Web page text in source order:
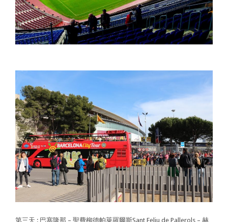
第三天 : 巴塞隆那 – 聖費柳德帕萊羅爾斯Sant Feliu de Pallerols – 赫